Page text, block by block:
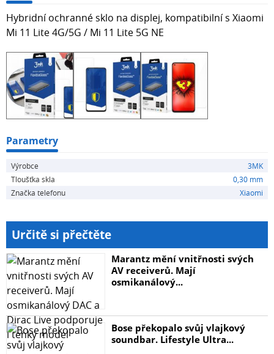
Hybridní ochranné sklo na displej, kompatibilní s Xiaomi
Mi 11 Lite 4G/5G / Mi 11 Lite 5G NE
Parametry
Výrobce
3MK
Tloušťka skla
0,30 mm
Značka telefonu
Xiaomi
Určitě si přečtěte
Marantz mění vnitřnosti svých
AV receiverů. Mají
osmikanálový...
Bose překopalo svůj vlajkový
soundbar. Lifestyle Ultra...